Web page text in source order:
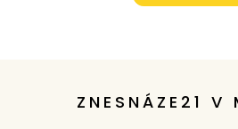
ZNESNÁZE21 V